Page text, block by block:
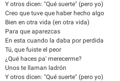
Y otros dicen: "Qué suerte" (pero yo)
Creo que tuve que haber hecho algo
Bien en otra vida (en otra vida)
Para que aparezcas
En esta cuando la daba por perdida
Tú, que fuiste el peor
¿Qué haces pa' merecerme?
Unos te llaman ladrón
Y otros dicen: "Qué suerte" (pero yo)